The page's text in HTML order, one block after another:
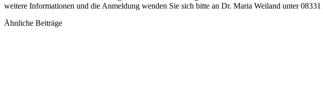
weitere Informationen und die Anmeldung wenden Sie sich bitte an Dr. Maria Weiland unter
Ähnliche Beiträge